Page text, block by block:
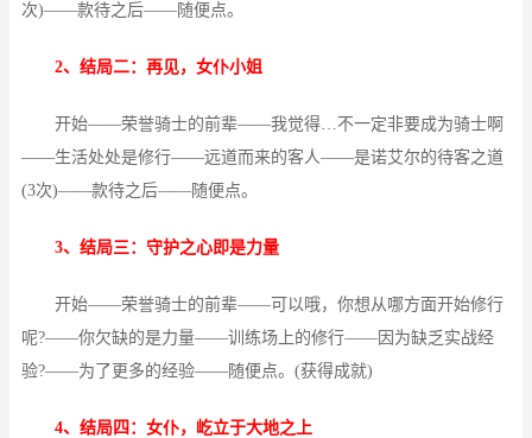
次)——款待之后——随便点。
2、结局二：再见，女仆小姐
开始——荣誉骑士的前辈——我觉得…不一定非要成为骑士啊
——生活处处是修行——远道而来的客人——是诺艾尔的待客之道
(3次)——款待之后——随便点。
3、结局三：守护之心即是力量
开始——荣誉骑士的前辈——可以哦，你想从哪方面开始修行
呢?——你欠缺的是力量——训练场上的修行——因为缺乏实战经
验?——为了更多的经验——随便点。(获得成就)
4、结局四：女仆，屹立于大地之上